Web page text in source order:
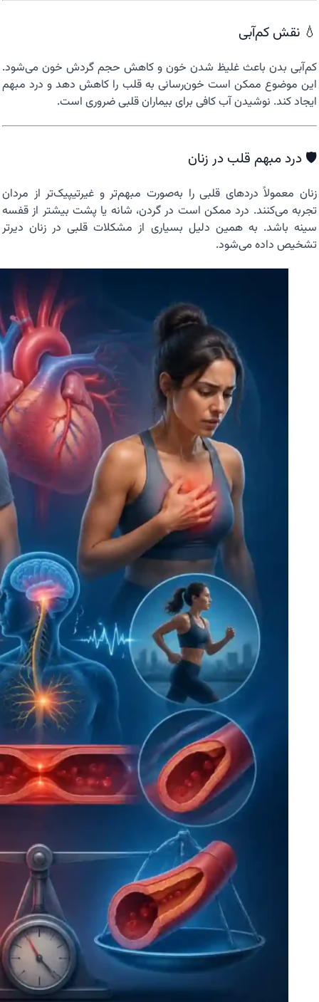
💧 نقش کم‌آبی
کم‌آبی بدن باعث غلیظ شدن خون و کاهش حجم گردش خون می‌شود.
این موضوع ممکن است خون‌رسانی به قلب را کاهش دهد و درد مبهم
ایجاد کند. نوشیدن آب کافی برای بیماران قلبی ضروری است.
🛡️ درد مبهم قلب در زنان
زنان معمولاً دردهای قلبی را به‌صورت مبهم‌تر و غیرتیپیک‌تر از مردان
تجربه می‌کنند. درد ممکن است در گردن، شانه یا پشت بیشتر از قفسه
سینه باشد. به همین دلیل بسیاری از مشکلات قلبی در زنان دیرتر
تشخیص داده می‌شود.